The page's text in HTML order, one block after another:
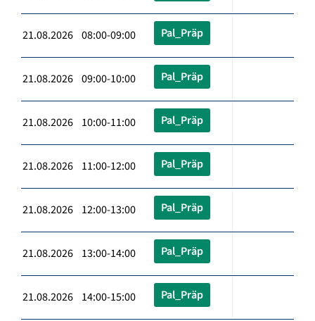
21.08.2026 08:00-09:00 Pal_Präp
21.08.2026 09:00-10:00 Pal_Präp
21.08.2026 10:00-11:00 Pal_Präp
21.08.2026 11:00-12:00 Pal_Präp
21.08.2026 12:00-13:00 Pal_Präp
21.08.2026 13:00-14:00 Pal_Präp
21.08.2026 14:00-15:00 Pal_Präp